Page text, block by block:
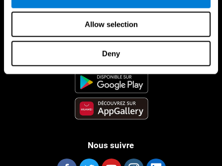
Allow selection
Deny
Nous suivre